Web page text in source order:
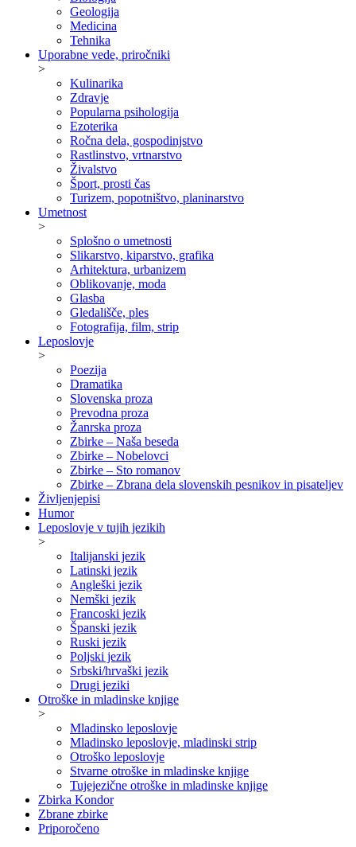
Geologija
Medicina
Tehnika
Uporabne vede, priročniki
>
Kulinarika
Zdravje
Popularna psihologija
Ezoterika
Ročna dela, gospodinjstvo
Rastlinstvo, vrtnarstvo
Živalstvo
Šport, prosti čas
Turizem, popotništvo, planinarstvo
Umetnost
>
Splošno o umetnosti
Slikarstvo, kiparstvo, grafika
Arhitektura, urbanizem
Oblikovanje, moda
Glasba
Gledališče, ples
Fotografija, film, strip
Leposlovje
>
Poezija
Dramatika
Slovenska proza
Prevodna proza
Žanrska proza
Zbirke – Naša beseda
Zbirke – Nobelovci
Zbirke – Sto romanov
Zbirke – Zbrana dela slovenskih pesnikov in pisateljev
Življenjepisi
Humor
Leposlovje v tujih jezikih
>
Italijanski jezik
Latinski jezik
Angleški jezik
Nemški jezik
Francoski jezik
Španski jezik
Ruski jezik
Poljski jezik
Srbski/hrvaški jezik
Drugi jeziki
Otroške in mladinske knjige
>
Mladinsko leposlovje
Mladinsko leposlovje, mladinski strip
Otroško leposlovje
Stvarne otroške in mladinske knjige
Tujejezične otroške in mladinske knjige
Zbirka Kondor
Zbrane zbirke
Priporočeno